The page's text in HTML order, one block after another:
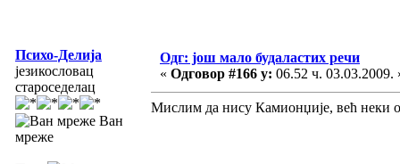
Психо-Делија
језикословац
староседелац
Ван
мреже
Одг: још мало будаластих речи
« Одговор #166 у: 06.52 ч. 03.03.2009.
Мислим да нису Камионџије, већ